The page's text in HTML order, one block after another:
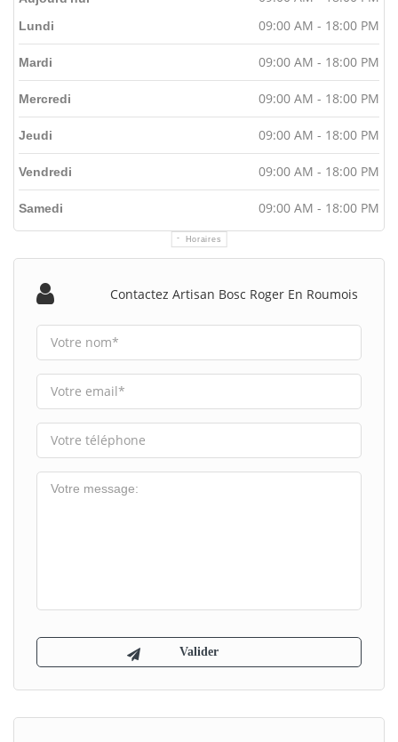
Horaires
Lundi 09:00 AM - 18:00 PM
Mardi 09:00 AM - 18:00 PM
Mercredi 09:00 AM - 18:00 PM
Jeudi 09:00 AM - 18:00 PM
Vendredi 09:00 AM - 18:00 PM
Samedi 09:00 AM - 18:00 PM
Contactez Artisan Bosc Roger En Roumois